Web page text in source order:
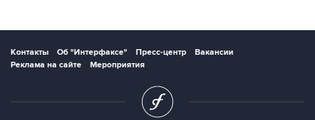
Контакты Об "Интерфаксе" Пресс-центр
Вакансии
Реклама на сайте
Мероприятия